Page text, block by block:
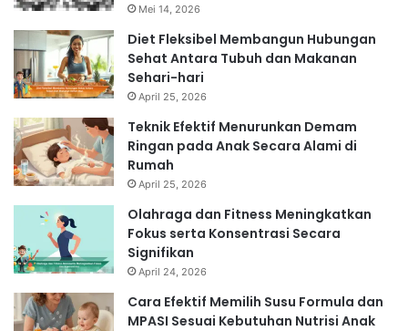
Mei 14, 2026
Diet Fleksibel Membangun Hubungan
Sehat Antara Tubuh dan Makanan
Sehari-hari
April 25, 2026
Teknik Efektif Menurunkan Demam
Ringan pada Anak Secara Alami di
Rumah
April 25, 2026
Olahraga dan Fitness Meningkatkan
Fokus serta Konsentrasi Secara
Signifikan
April 24, 2026
Cara Efektif Memilih Susu Formula dan
MPASI Sesuai Kebutuhan Nutrisi Anak